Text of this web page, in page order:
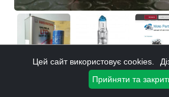
Цей сайт використовує cookies.
Прийняти та